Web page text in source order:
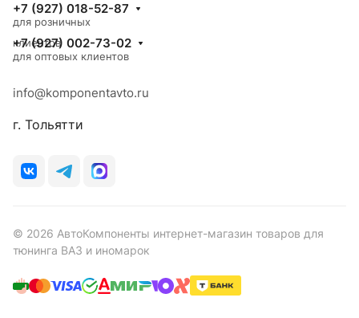
+7 (927) 018-52-87
для розничных
клиентов
+7 (927) 002-73-02
для оптовых клиентов
info@komponentavto.ru
г. Тольятти
© 2026 АвтоКомпоненты интернет-магазин товаров для
тюнинга ВАЗ и иномарок